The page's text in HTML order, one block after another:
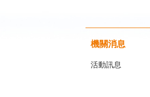
機關消息
活動訊息